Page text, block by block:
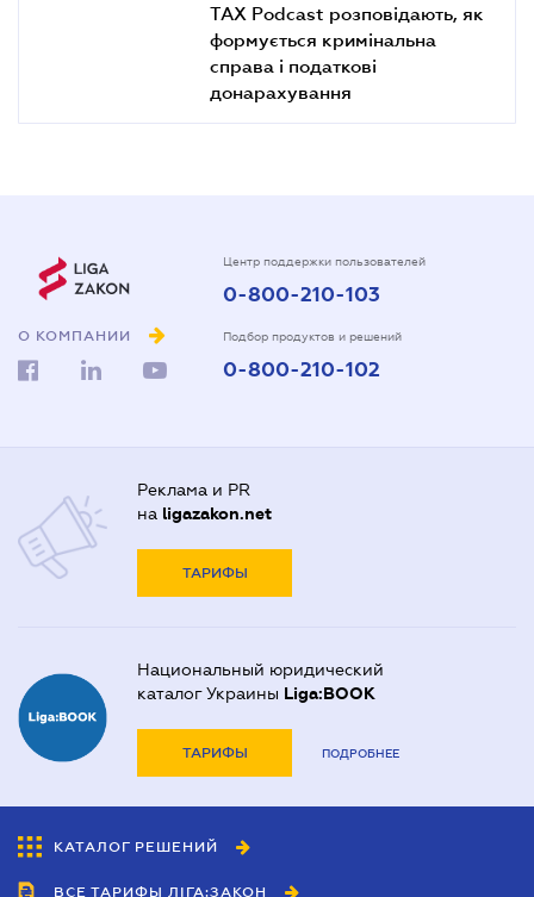
TAX Podcast розповідають, як
формується кримінальна
справа і податкові
донарахування
О КОМПАНИИ
Центр поддержки пользователей
0-800-210-103
Подбор продуктов и решений
0-800-210-102
Реклама и PR
на ligazakon.net
ТАРИФЫ
Национальный юридический
каталог Украины Liga:BOOK
ТАРИФЫ ПОДРОБНЕЕ
КАТАЛОГ РЕШЕНИЙ
ВСЕ ТАРИФЫ ЛІГА:ЗАКОН